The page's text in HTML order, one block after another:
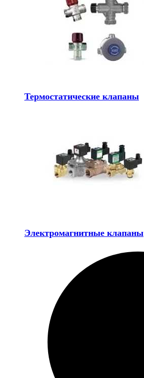
Термостатические клапаны
Электромагнитные клапаны